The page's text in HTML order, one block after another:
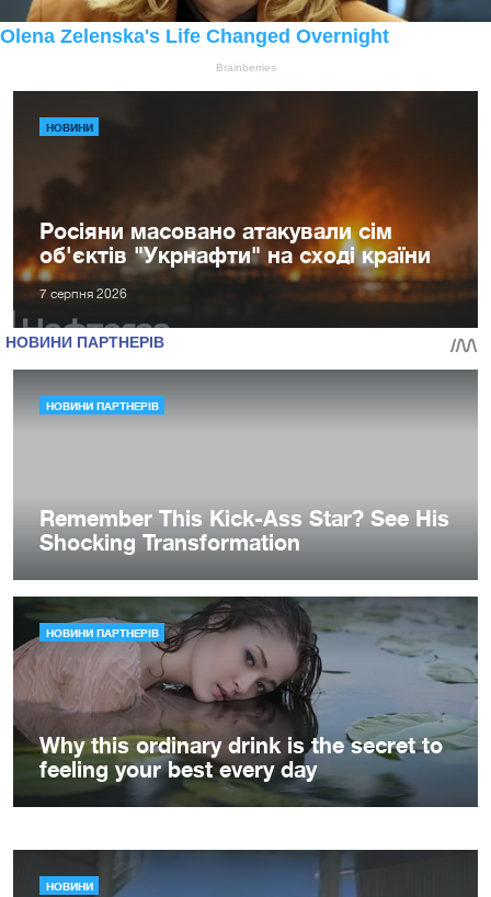
НОВИНИ
Росіяни масовано атакували сім
об'єктів "Укрнафти" на сході країни
7 серпня 2026
НОВИНИ